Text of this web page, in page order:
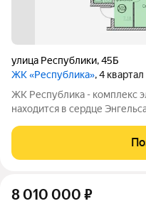
улица Республики,45Б
ЖК «Республика», 4
ЖК Республика - комплекс
находится в сердце
доступности: детские
набережная и множество
8 010 000 ₽